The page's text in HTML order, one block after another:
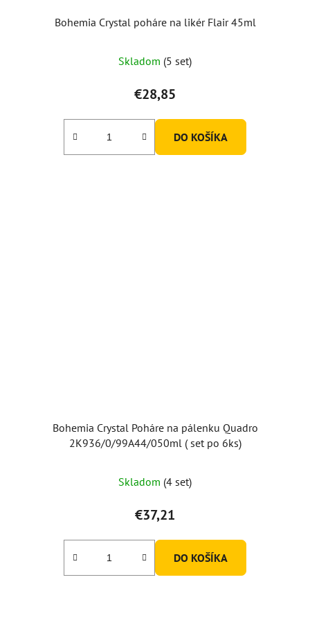
Bohemia Crystal poháre na likér Flair 45ml
Skladom (5 set)
€28,85
DO KOŠÍKA
Bohemia Crystal Poháre na pálenku Quadro
2K936/0/99A44/050ml ( set po 6ks)
Skladom (4 set)
€37,21
DO KOŠÍKA